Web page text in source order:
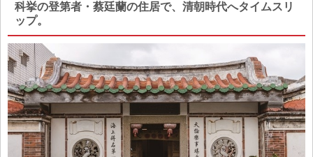
科挙の登第者・蔡廷蘭の住居で、清朝時代へタイムスリ
ップ。